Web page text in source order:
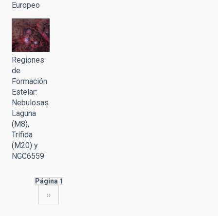
Europeo
Regiones
de
Formación
Estelar:
Nebulosas
Laguna
(M8),
Trífida
(M20) y
NGC6559
Paginación
Página 1
Siguiente
››